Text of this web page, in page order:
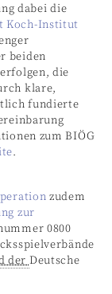
dabei die
Koch-Institut
beiden
die
klare,
fundierte
zum BIÖG
.
zudem
zur
0800
derDeutsche